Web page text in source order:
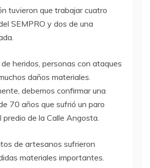
tuvieron que trabajar cuatro
SEMPRO y dos de una
heridos, personas con ataques
daños materiales.
debemos confirmar una
70 años que sufrió un paro
predio de la Calle Angosta.
de artesanos sufrieron
materiales importantes.